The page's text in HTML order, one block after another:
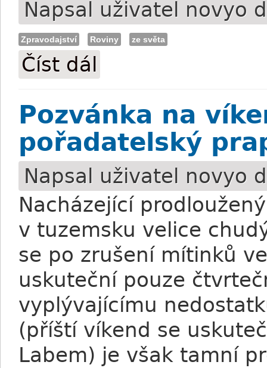
Napsal uživatel novyo
Zpravodajství Roviny ze světa
Číst dál
Pozvánka na
pořadatelský
Napsal uživatel novyo
Nacházející
v tuzemsku velice
se po zrušení mítinků
uskuteční pouze
vyplývajícímu
(příští víkend se
Labem) je však tamní